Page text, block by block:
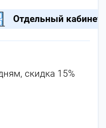
Отдельный кабинет
скидка 15%